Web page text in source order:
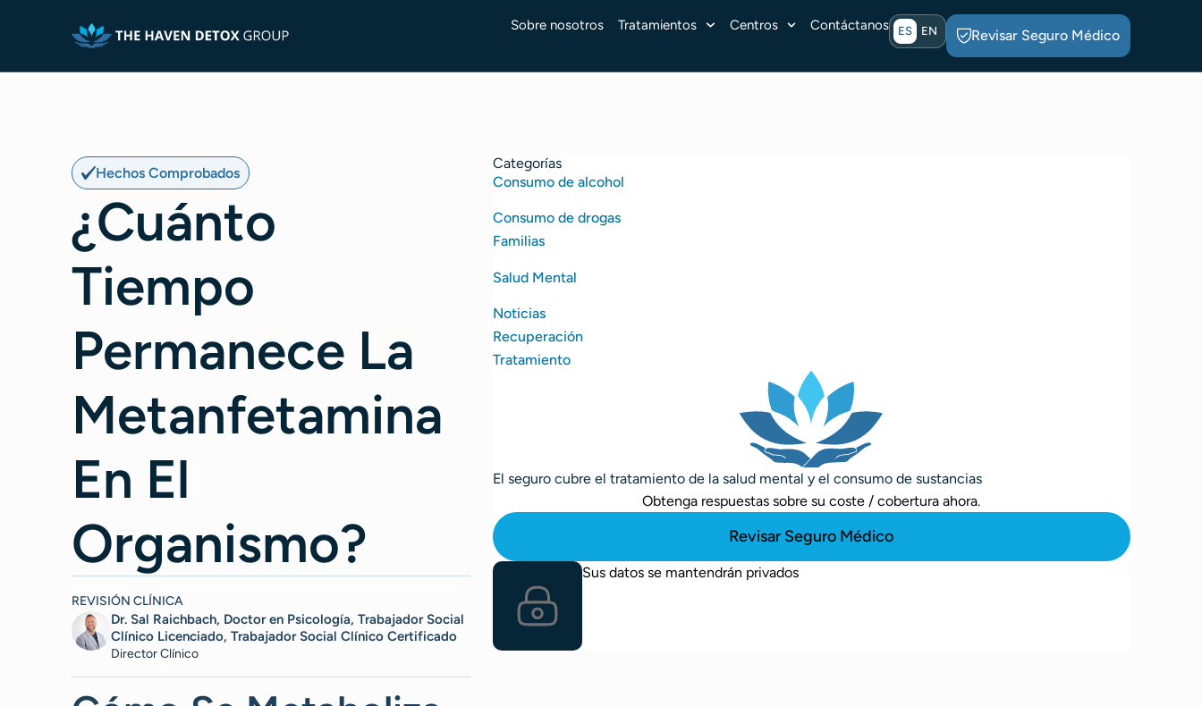
Sobre nosotros Tratamientos Centros Contáctanos ES EN Revisar Seguro Médico
Hechos Comprobados
¿Cuánto
Tiempo
Permanece La
Metanfetamina
En El
Organismo?
REVISIÓN CLÍNICA
Dr. Sal Raichbach, Doctor en Psicología, Trabajador Social
Clínico Licenciado, Trabajador Social Clínico Certificado
Director Clínico
Categorías
Consumo de alcohol
Consumo de drogas
Familias
Salud Mental
Noticias
Recuperación
Tratamiento
El seguro cubre el tratamiento de la salud mental y el consumo de sustancias
Obtenga respuestas sobre su coste / cobertura ahora.
Revisar Seguro Médico
Sus datos se mantendrán privados